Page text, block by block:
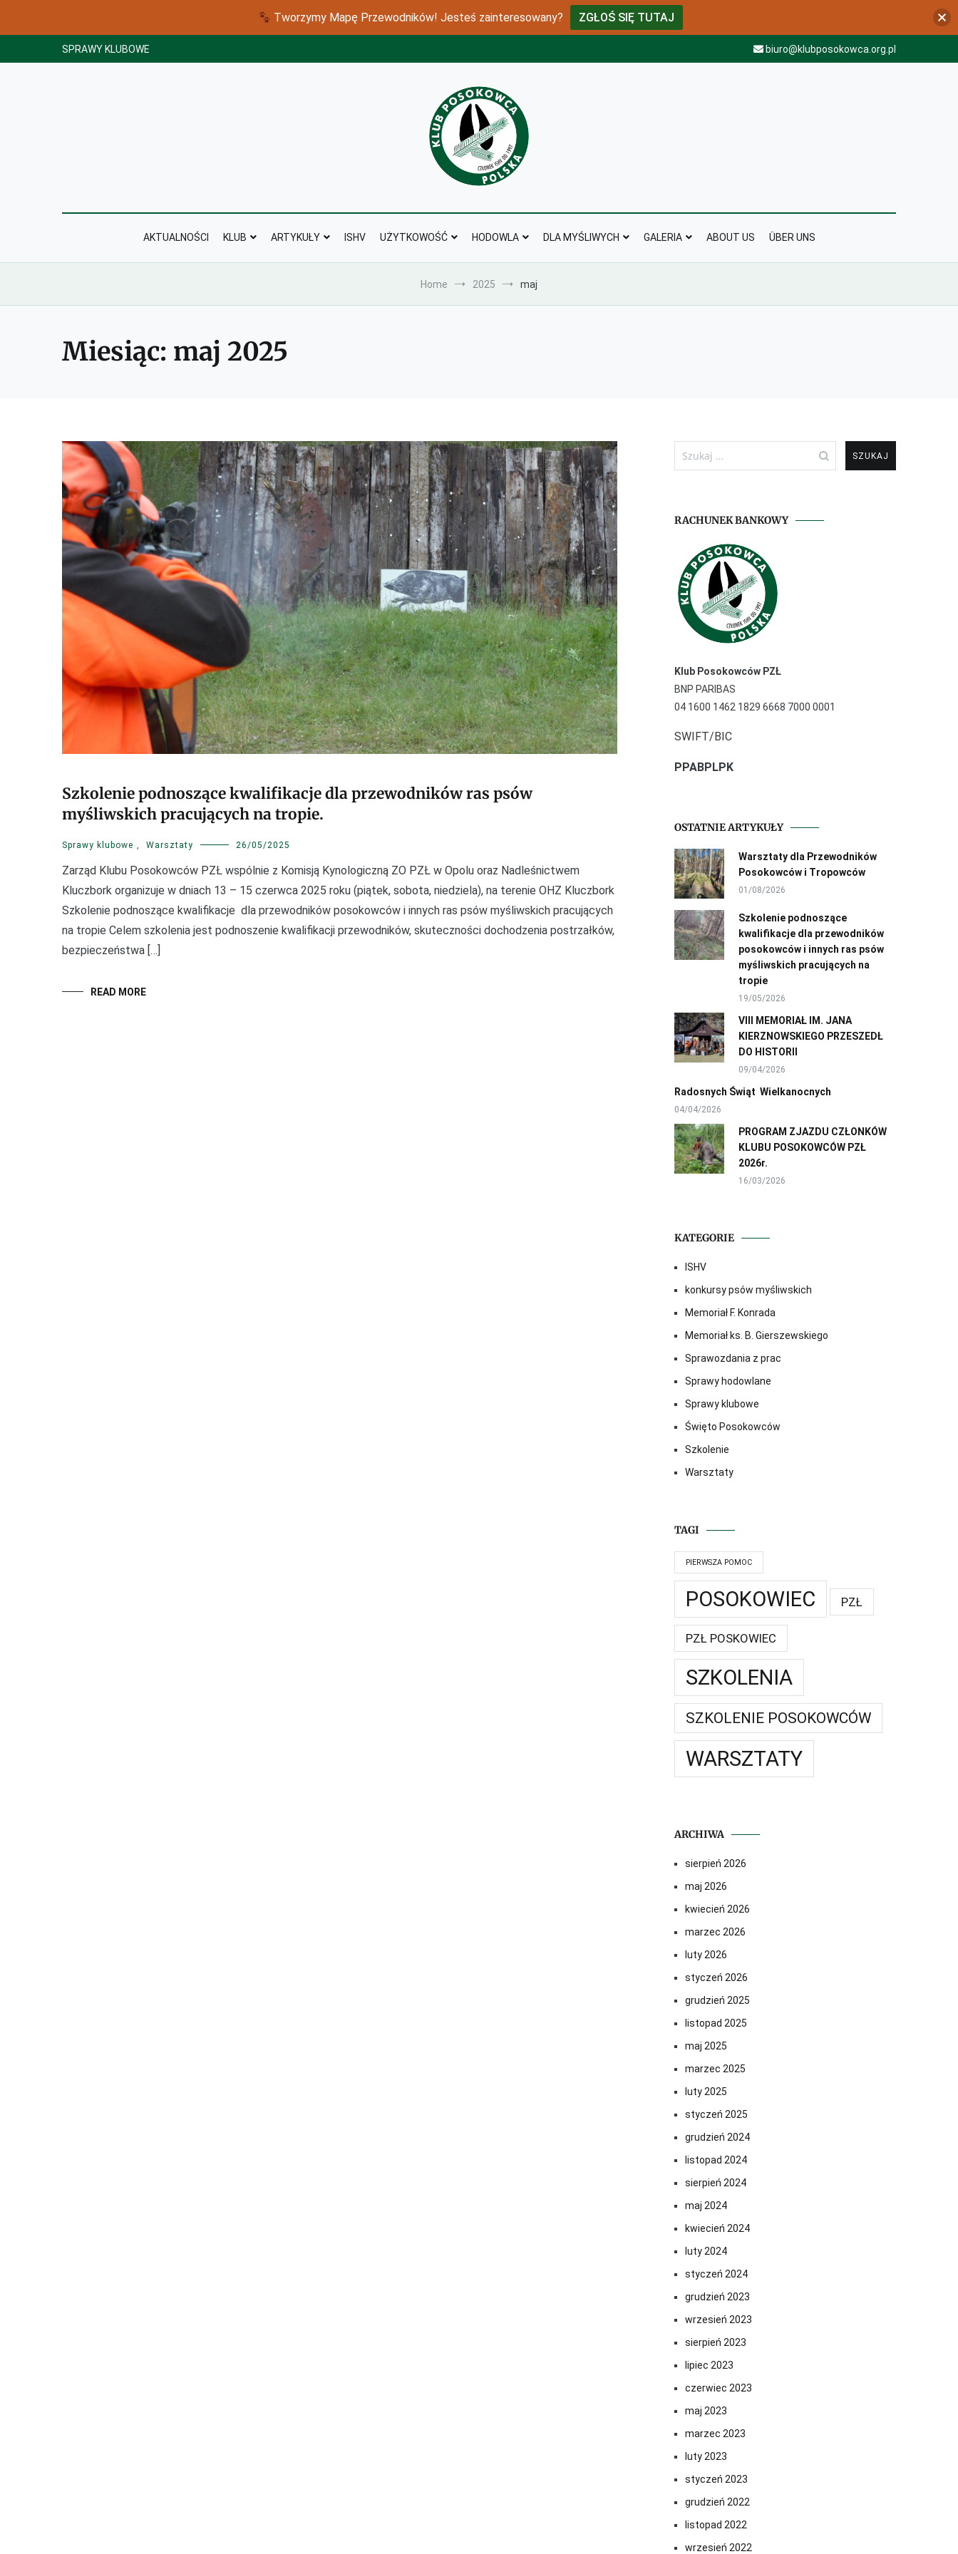
SPRAWY KLUBOWE biuro@klubposokowca.org.pl
AKTUALNOŚCI KLUB ARTYKUŁY ISHV UŻYTKOWOŚĆ HODOWLA DLA MYŚLIWYCH GALERIA ABOUT US ÜBER UNS
Home 2025 maj
Miesiąc: maj 2025
Szkolenie podnoszące kwalifikacje dla przewodników ras psów
myśliwskich pracujących na tropie.
Sprawy klubowe Warsztaty 26/05/2025
Zarząd Klubu Posokowców PZŁ wspólnie z Komisją Kynologiczną ZO PZŁ w Opolu oraz Nadleśnictwem
Kluczbork organizuje w dniach 13 – 15 czerwca 2025 roku (piątek, sobota, niedziela), na terenie OHZ Kluczbork
Szkolenie podnoszące kwalifikacje dla przewodników posokowców i innych ras psów myśliwskich pracujących
na tropie Celem szkolenia jest podnoszenie kwalifikacji przewodników, skuteczności dochodzenia postrzałków,
bezpieczeństwa […]
READ MORE
RACHUNEK BANKOWY
Klub Posokowców PZŁ
BNP PARIBAS
04 1600 1462 1829 6668 7000 0001
SWIFT/BIC
PPABPLPK
OSTATNIE ARTYKUŁY
Warsztaty dla Przewodników
Posokowców i Tropowców
01/08/2026
Szkolenie podnoszące
kwalifikacje dla przewodników
posokowców i innych ras psów
myśliwskich pracujących na
tropie
19/05/2026
VIII MEMORIAŁ IM. JANA
KIERZNOWSKIEGO PRZESZEDŁ
DO HISTORII
09/04/2026
Radosnych Świąt Wielkanocnych
04/04/2026
PROGRAM ZJAZDU CZŁONKÓW
KLUBU POSOKOWCÓW PZŁ
2026r.
16/03/2026
KATEGORIE
ISHV
konkursy psów myśliwskich
Memoriał F. Konrada
Memoriał ks. B. Gierszewskiego
Sprawozdania z prac
Sprawy hodowlane
Sprawy klubowe
Święto Posokowców
Szkolenie
Warsztaty
TAGI
PIERWSZA POMOC
POSOKOWIEC PZŁ
PZŁ POSKOWIEC
SZKOLENIA
SZKOLENIE POSOKOWCÓW
WARSZTATY
ARCHIWA
sierpień 2026
maj 2026
kwiecień 2026
marzec 2026
luty 2026
styczeń 2026
grudzień 2025
listopad 2025
maj 2025
marzec 2025
luty 2025
styczeń 2025
grudzień 2024
listopad 2024
sierpień 2024
maj 2024
kwiecień 2024
luty 2024
styczeń 2024
grudzień 2023
wrzesień 2023
sierpień 2023
lipiec 2023
czerwiec 2023
maj 2023
marzec 2023
luty 2023
styczeń 2023
grudzień 2022
listopad 2022
wrzesień 2022
Tworzymy Mapę Przewodników! Jesteś zainteresowany? ZGŁOŚ SIĘ TUTAJ